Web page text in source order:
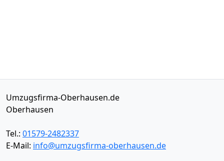
Umzugsfirma-Oberhausen.de
Oberhausen
Tel.: 01579-2482337
E-Mail: info@umzugsfirma-oberhausen.de